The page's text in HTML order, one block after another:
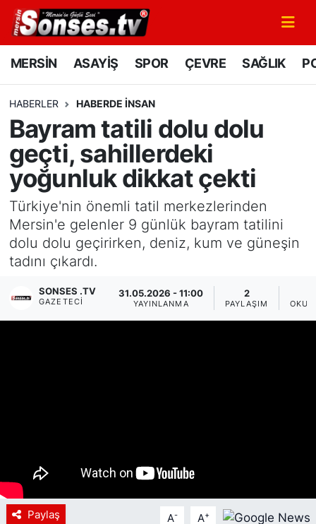
MERSİN ASAYİŞ SPOR ÇEVRE SAĞLIK
HABERLER HABERDE INSAN
Bayram tatili dolu dolu
geçti, sahillerdeki
yoğunluk dikkat çekti
Türkiye'nin önemli tatil merkezlerinden
Mersin'e gelenler 9 günlük bayram tatilini
dolu dolu geçirirken, deniz, kum ve güneşin
tadını çıkardı.
SONSES .TV
GAZETECI
31.05.2026 - 11:00
YAYINLANMA
2
PAYLAŞIM
Paylaş A- A+
MERSİN
SPOR
GÜNÜN MANŞETİ
DÜNYA
KÜLTÜR - SANAT
MAGAZİN
SAĞLIK
Mersin Nöbetçi Eczaneler
Mersin Namaz Vakitleri
Mersin Trafik Yoğunluk Haritası
Süper Lig Puan Durumu ve Fikstür
Tüm Manşetler
Son Dakika Haberleri
Haber Arşivi